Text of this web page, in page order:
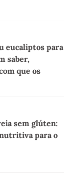
eucaliptos para
saber,
que os
sem glúten:
para o